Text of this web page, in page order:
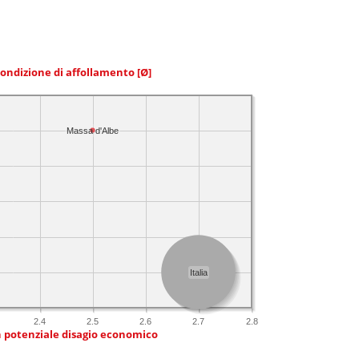
di affollamento [Ø]
2.4 2.5 2.6 2.7 2.8
Italia
Massa d'Albe
disagio economico